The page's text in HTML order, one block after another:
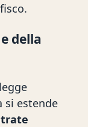
della
si estende